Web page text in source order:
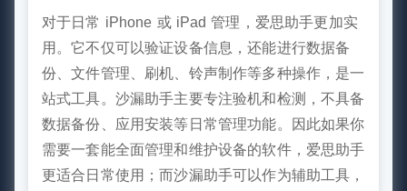
对于日常 iPhone 或 iPad 管理，爱思助手更加实
用。它不仅可以验证设备信息，还能进行数据备
份、文件管理、刷机、铃声制作等多种操作，是一
站式工具。沙漏助手主要专注验机和检测，不具备
数据备份、应用安装等日常管理功能。因此如果你
需要一套能全面管理和维护设备的软件，爱思助手
更适合日常使用；而沙漏助手可以作为辅助工具，